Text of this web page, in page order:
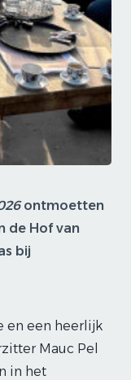
ontmoetten
de Hof van
bij
en een heerlijk
Mauc Pel
in het